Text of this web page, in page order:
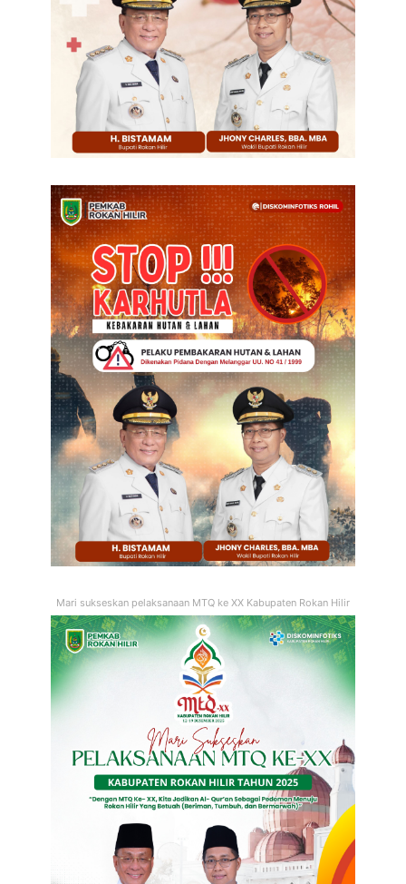
Mari sukseskan pelaksanaan MTQ ke XX Kabupaten Rokan Hilir